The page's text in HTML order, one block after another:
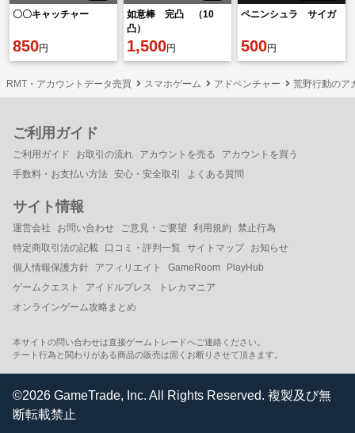
〇〇キャッチャー
850円
如意棒 完凸 （10
凸）
1,500円
ペニンシュラ サイガ
500円
RMT・アカウントデータ売買 スマホゲーム アドベンチャー 荒野行動のア
ご利用ガイド
ご利用ガイド お取引の流れ アカウントを売る
アカウントを買う
手数料・お支払い方法 安心・安全取引 よくある質問
サイト情報
運営会社 お問い合わせ ご意見・ご要望 利用規約
禁止行為
特定商取引法の記載
口コミ・評判一覧 サイトマップ
お知らせ
個人情報保護方針
アフィリエイト GameRoom
PlayHub
ゲームクエスト
アイドルプレス
トレカマニア
オンラインゲーム攻略まとめ
本サイトの問い合わせは直接ゲームトレードへご連絡ください。
チート行為と関わりがある商品の販売は固くお断りさせて頂きます。
©2026 GameTrade, Inc. All Rights Reserved. 複製及び無
断転載禁止